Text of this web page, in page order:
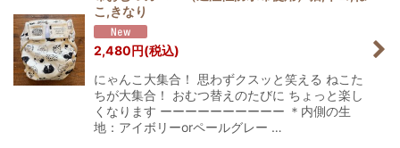
こ,きなり
2,480円(税込)
にゃんこ大集合！ 思わずクスッと笑える ねこた
ちが大集合！ おむつ替えのたびに ちょっと楽し
くなります ーーーーーーーーーー ＊内側の生
地：アイボリーorペールグレー …